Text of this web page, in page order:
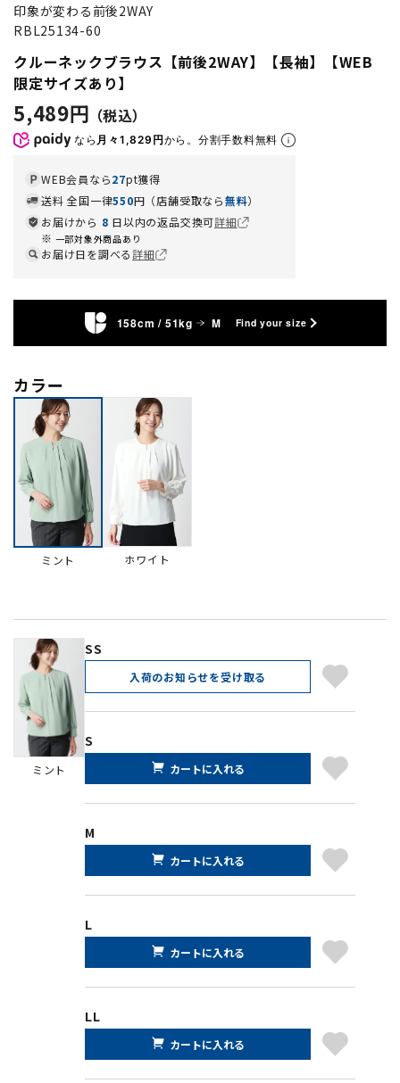
印象が変わる前後2WAY
RBL25134-60
クルーネックブラウス【前後2WAY】【長袖】【WEB
限定サイズあり】
5,489円
なら 月々1,829円から。分割手数料無料
WEB会員なら27pt獲得
送料 全国一律550円（店舗受取なら無料）
お届けから 8 日以内の返品交換可詳細
一部対象外商品あり
お届け日を調べる詳細
158cm / 51kg M Find your size
カラー
ミント ホワイト
ミント
SS
入荷のお知らせを受け取る
S
カートに入れる
M
カートに入れる
L
カートに入れる
LL
カートに入れる